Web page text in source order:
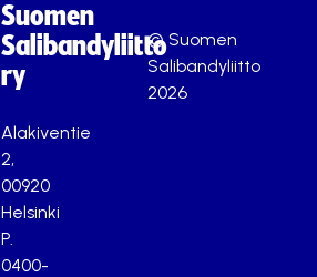
Suomen
Salibandyliitto
ry
Alakiventie
2,
00920
Helsinki
P.
0400-
© Suomen
Salibandyliitto
2026